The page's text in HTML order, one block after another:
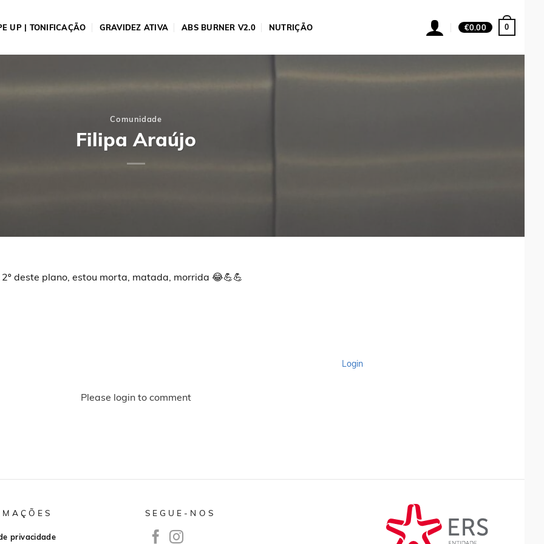
UP | TONIFICAÇÃO GRAVIDEZ ATIVA ABS BURNER V2.0 NUTRIÇÃO €0.00 0
Comunidade
Filipa Araújo
deste plano, estou morta, matada, morrida 😂💪💪
Login
Please login to comment
privacidade
SEGUE-NOS